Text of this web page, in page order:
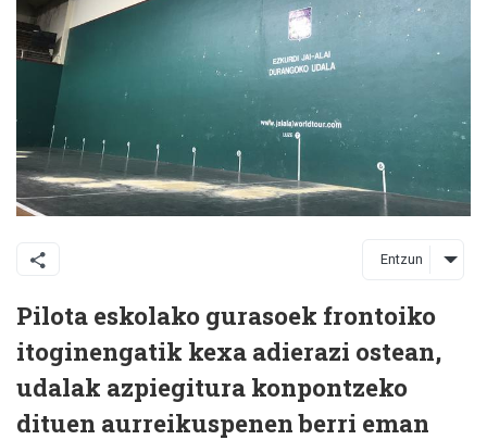
Entzun
Pilota eskolako gurasoek frontoiko
itoginengatik kexa adierazi ostean,
udalak azpiegitura konpontzeko
dituen aurreikuspenen berri eman